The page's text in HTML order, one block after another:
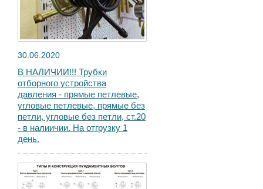
30.06.2020
В НАЛИЧИИ!!! Трубки
отборного устройства
давления - прямые петлевые,
угловые петлевые, прямые без
петли, угловые без петли, ст.20
- в налиичии. На отгрузку 1
день.